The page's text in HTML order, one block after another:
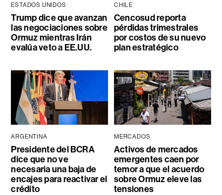
ESTADOS UNIDOS
Trump dice que avanzan
las negociaciones sobre
Ormuz mientras Irán
evalúa veto a EE.UU.
CHILE
Cencosud reporta
pérdidas trimestrales
por costos de su nuevo
plan estratégico
ARGENTINA
Presidente del BCRA
dice que no ve
necesaria una baja de
encajes para reactivar el
crédito
MERCADOS
Activos de mercados
emergentes caen por
temor a que el acuerdo
sobre Ormuz eleve las
tensiones